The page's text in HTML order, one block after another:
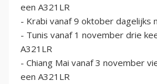
een A321LR
- Krabi vanaf 9 oktober dagelijks
- Tunis vanaf 1 november drie
A321LR
- Chiang Mai vanaf 3 november
een A321LR